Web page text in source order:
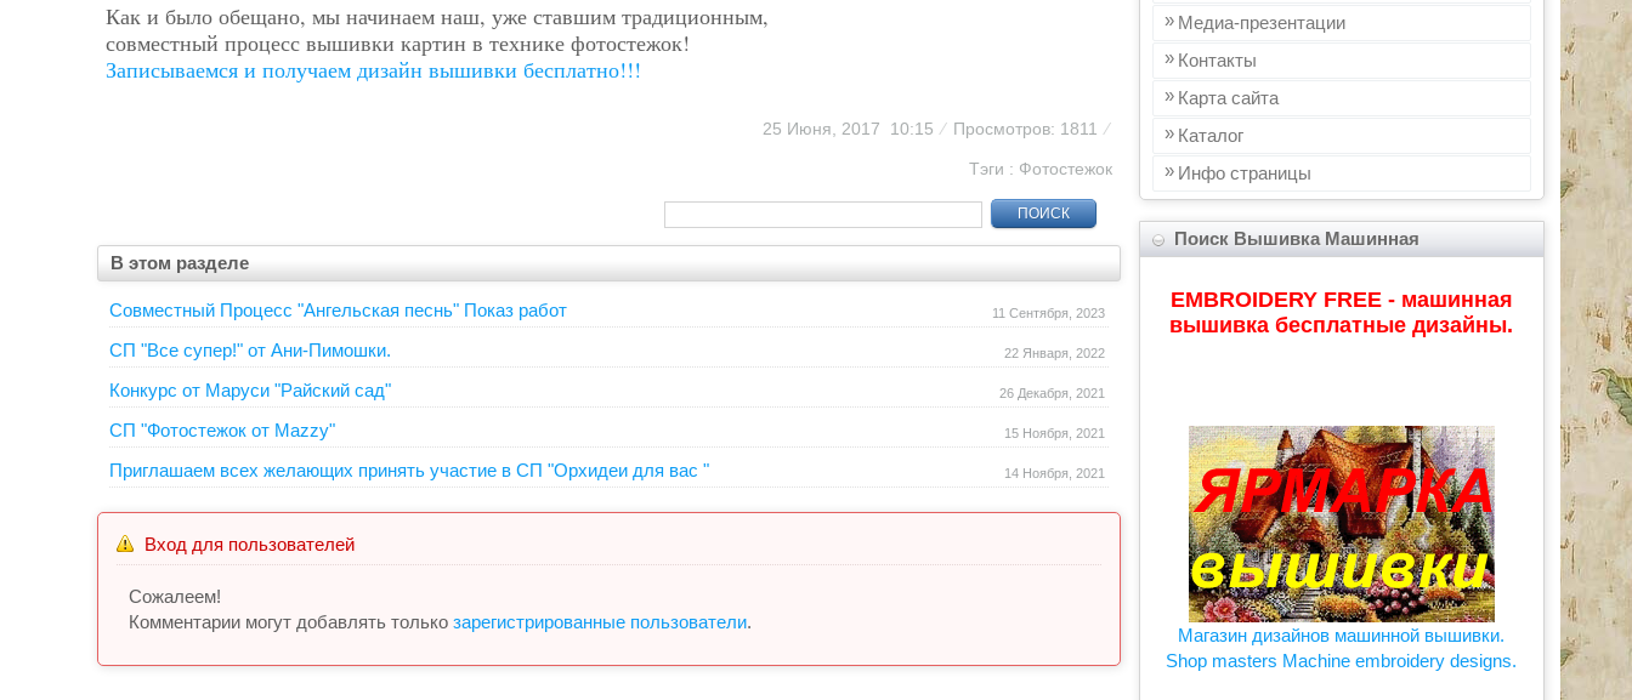
Как и было обещано, мы начинаем наш, уже ставшим традиционным,
совместный процесс вышивки картин в технике фотостежок!
Записываемся и получаем дизайн вышивки бесплатно!!!
25 Июня, 2017 10:15 ⁄ Просмотров: 1811 ⁄
Тэги : Фотостежок
ПОИСК
В этом разделе
11 Сентября, 2023
Совместный Процесс "Ангельская песнь" Показ работ
22 Января, 2022
СП "Все супер!" от Ани-Пимошки.
26 Декабря, 2021
Конкурс от Маруси "Райский сад"
15 Ноября, 2021
СП "Фотостежок от Mazzy"
14 Ноября, 2021
Приглашаем всех желающих принять участие в СП "Орхидеи для вас "
Вход для пользователей
Сожалеем!
Комментарии могут добавлять только зарегистрированные пользователи.
Медиа-презентации
Контакты
Карта сайта
Каталог
Инфo страницы
Поиск Вышивка Машинная
EMBROIDERY FREE - машинная
вышивка бесплатные дизайны.
Магазин дизайнов машинной вышивки.
Shop masters Machine embroidery designs.